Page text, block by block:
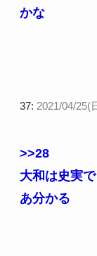
かな
37: 2021/04/25(
>>28
大和は史実
あ分かる